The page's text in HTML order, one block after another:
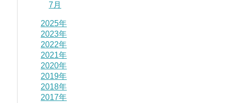
7月
2025年
2023年
2022年
2021年
2020年
2019年
2018年
2017年